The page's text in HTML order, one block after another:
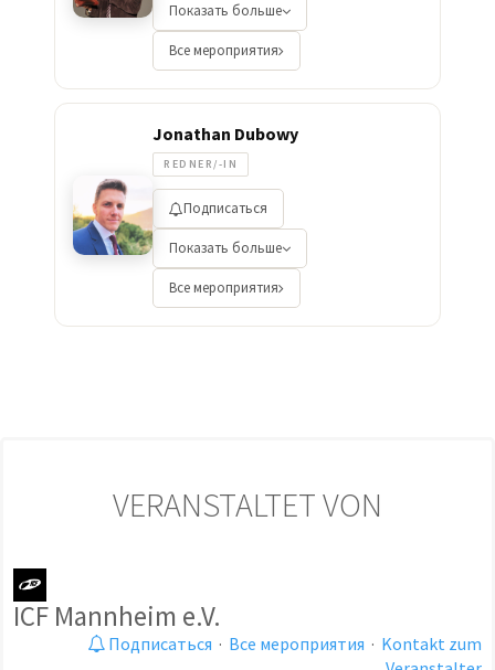
Показать больше
Все мероприятия
Jonathan Dubowy
REDNER/-IN
Подписаться
Показать больше
Все мероприятия
VERANSTALTET VON
ICF Mannheim e.V.
Подписаться · Все мероприятия · Kontakt zum